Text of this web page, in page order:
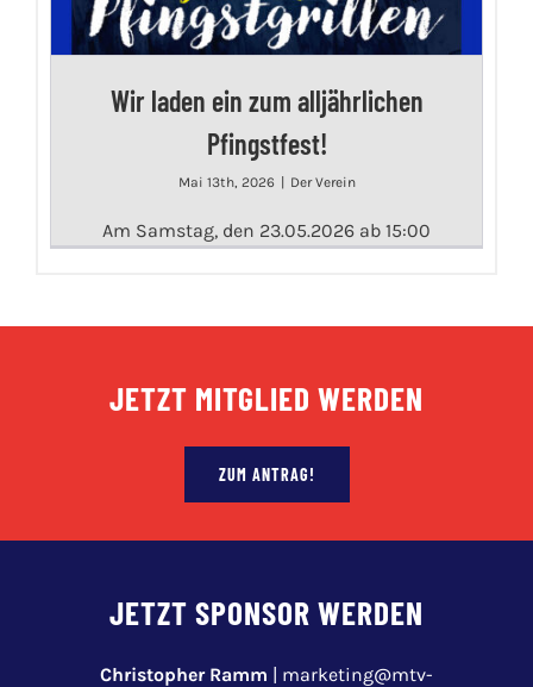
Wir laden ein zum alljährlichen
Pfingstfest!
Mai 13th, 2026 Der Verein
Am Samstag, den 23.05.2026 ab 15:00
JETZT MITGLIED WERDEN
ZUM ANTRAG!
JETZT SPONSOR WERDEN
Christopher Ramm
marketing@mtv-